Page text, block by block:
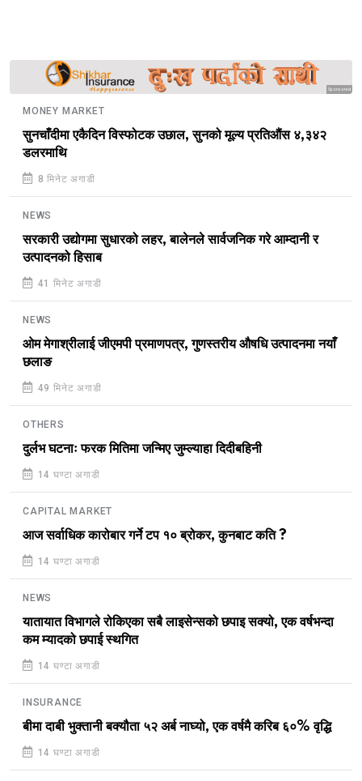
Sponsored
MONEY MARKET
सुनचाँदीमा एकैदिन विस्फोटक उछाल, सुनको मूल्य प्रतिऔंस ४,३४२
डलरमाथि
8 मिनेट अगाडी
NEWS
सरकारी उद्योगमा सुधारको लहर, बालेनले सार्वजनिक गरे आम्दानी र
उत्पादनको हिसाब
41 मिनेट अगाडी
NEWS
ओम मेगाश्रीलाई जीएमपी प्रमाणपत्र, गुणस्तरीय औषधि उत्पादनमा नयाँ
छलाङ
49 मिनेट अगाडी
OTHERS
दुर्लभ घटनाः फरक मितिमा जन्मिए जुम्ल्याहा दिदीबहिनी
14 घण्टा अगाडी
CAPITAL MARKET
आज सर्वाधिक कारोबार गर्ने टप १० ब्रोकर, कुनबाट कति ?
14 घण्टा अगाडी
NEWS
यातायात विभागले रोकिएका सबै लाइसेन्सको छपाइ सक्यो, एक वर्षभन्दा
कम म्यादको छपाई स्थगित
14 घण्टा अगाडी
INSURANCE
बीमा दाबी भुक्तानी बक्यौता ५२ अर्ब नाघ्यो, एक वर्षमै करिब ६०% वृद्धि
14 घण्टा अगाडी